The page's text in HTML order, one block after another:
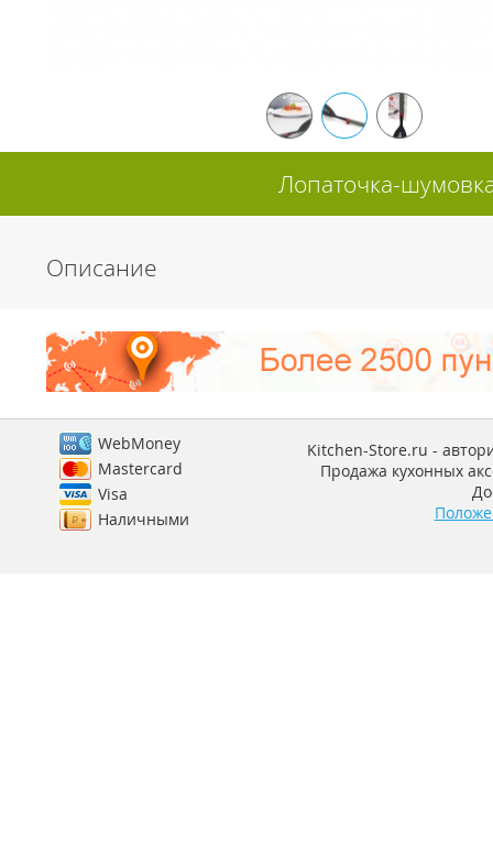
Лопаточка-
Описание
WebMoney
Mastercard
Visa
Наличными
Kitchen-Store.ru -
Продажа кухонных